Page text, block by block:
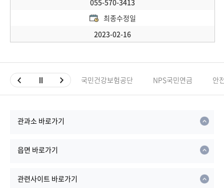
055-570-3413
최종수정일
2023-02-16
국민건강보험공단 NPS국민연금 안
관과소 바로가기
읍면 바로가기
관련사이트 바로가기